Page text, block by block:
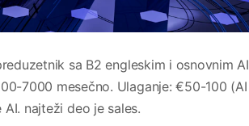
sa B2 engleskim i osnovnim AI
7000 mesečno. Ulaganje: €50-100 (AI
najteži deo je sales.